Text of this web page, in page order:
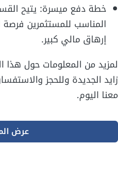
خطة دفع ميسرة: يتيح
المناسب للمستثمرين
إرهاق مالي كبير.
لمزيد من المعلومات حول هذا
زايد الجديدة وللحجز
معنا اليوم.
عرض